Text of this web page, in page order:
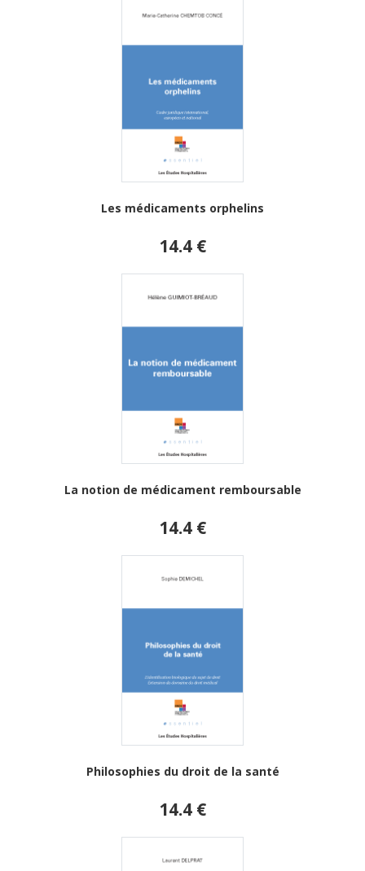
Les médicaments orphelins
14.4 €
La notion de médicament remboursable
14.4 €
Philosophies du droit de la santé
14.4 €